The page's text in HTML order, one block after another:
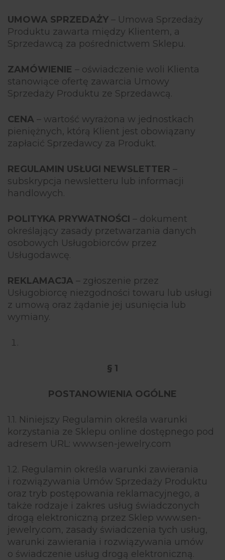
UMOWA SPRZEDAŻY – Umowa Sprzedaży
Produktu zawarta między Klientem, a
Sprzedawcą za pośrednictwem Sklepu.
ZAMÓWIENIE – oświadczenie woli Klienta
stanowiące ofertę zawarcia Umowy
Sprzedaży Produktu ze Sprzedawcą.
CENA – wartość wyrażona w jednostkach
pieniężnych, którą Klient jest obowiązany
zapłacić Sprzedawcy za Produkt.
REGULAMIN USŁUGI NEWSLETTER –
subskrypcja newsletteru lub informacji
handlowych.
POLITYKA PRYWATNOŚCI – dokument
określający zasady przetwarzania danych
osobowych Usługobiorców przez
Usługodawcę.
REKLAMACJA – zgłoszenie przez
Usługobiorcę niezgodności towaru lub usługi
z umową oraz żądanie jej usunięcia lub
wymiany.
§ 1
POSTANOWIENIA OGÓLNE
1.1. Niniejszy Regulamin określa warunki
korzystania ze Sklepu online dostępnego pod
adresem URL: www.sen-jewelry.com
1.2. Regulamin określa warunki zawierania
i rozwiązywania Umów Sprzedaży Produktu
oraz tryb postępowania reklamacyjnego, a
także rodzaje i zakres usług świadczonych
drogą elektroniczną przez Sklep www.sen-
jewelry.com, zasady świadczenia tych usług,
warunki zawierania i rozwiązywania umów
o świadczenie usług drogą elektroniczną.